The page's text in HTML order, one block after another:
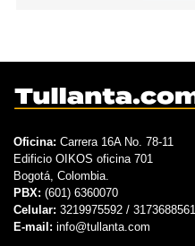
Oficina: Carrera 16A No. 78-11
Edificio OIKOS oficina 701
Bogotá, Colombia.
PBX: (601) 6360070
Celular: 3219975592 /
E-mail: info@tullanta.com